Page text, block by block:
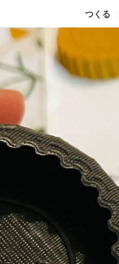
つくる